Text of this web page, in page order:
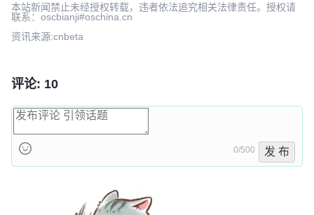
本站新闻禁止未经授权转载，违者依法追究相关法律责任。授权请
联系：oscbianji#oschina.cn
资讯来源:cnbeta
评论: 10
0/500 发 布